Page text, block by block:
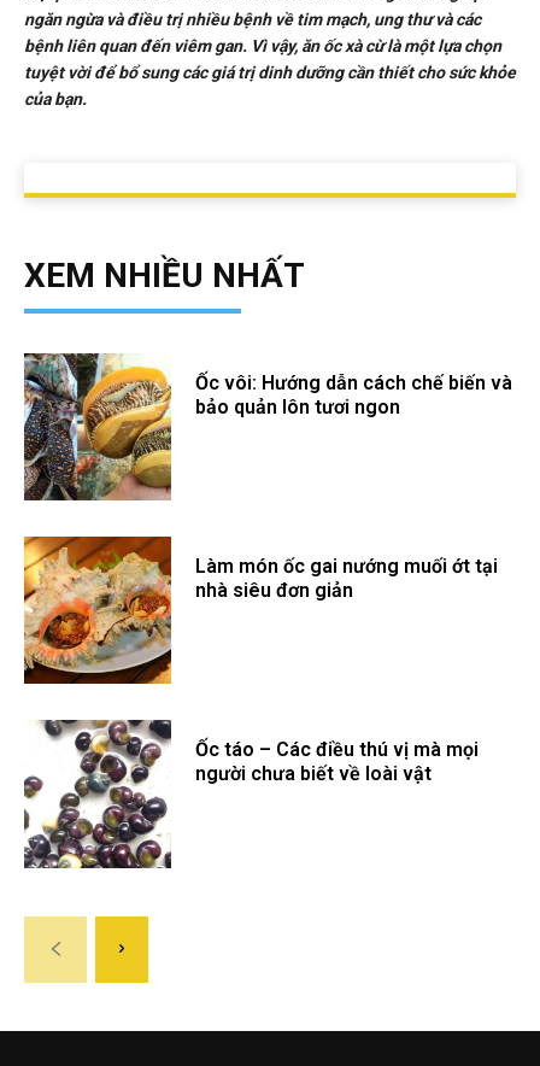
ngăn ngừa và điều trị nhiều bệnh về tim mạch, ung thư và các
bệnh liên quan đến viêm gan. Vì vậy, ăn ốc xà cừ là một lựa chọn
tuyệt vời để bổ sung các giá trị dinh dưỡng cần thiết cho sức khỏe
của bạn.
XEM NHIỀU NHẤT
Ốc vôi: Hướng dẫn cách chế biến và
bảo quản lôn tươi ngon
Làm món ốc gai nướng muối ớt tại
nhà siêu đơn giản
Ốc táo – Các điều thú vị mà mọi
người chưa biết về loài vật